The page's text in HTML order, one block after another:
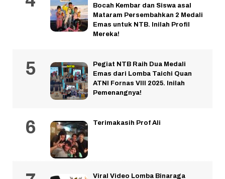
Bocah Kembar dan Siswa asal
Mataram Persembahkan 2 Medali
Emas untuk NTB. Inilah Profil
Mereka!
Pegiat NTB Raih Dua Medali
Emas dari Lomba Taichi Quan
ATNI Fornas VIII 2025. Inilah
Pemenangnya!
Terimakasih Prof Ali
Viral Video Lomba Binaraga